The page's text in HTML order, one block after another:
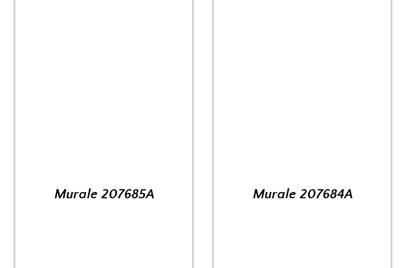
Murale 207685A Murale 207684A